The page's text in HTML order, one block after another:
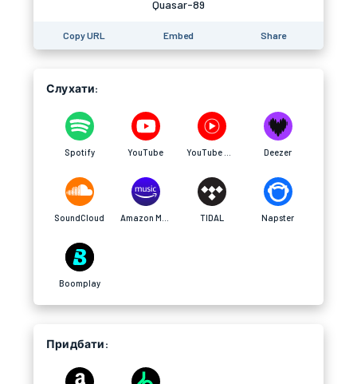
Quasar-89
Copy URL Embed Share
Слухати:
Spotify YouTube Deezer
SoundCloud TIDAL Napster
Boomplay
Придбати: